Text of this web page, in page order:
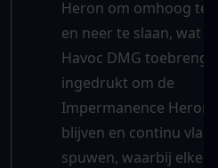
Heron om omhoog te
en neer te slaan, wat
Havoc DMG
ingedrukt om de
Impermanence Heron
blijven en continu
spuwen, waarbij elke